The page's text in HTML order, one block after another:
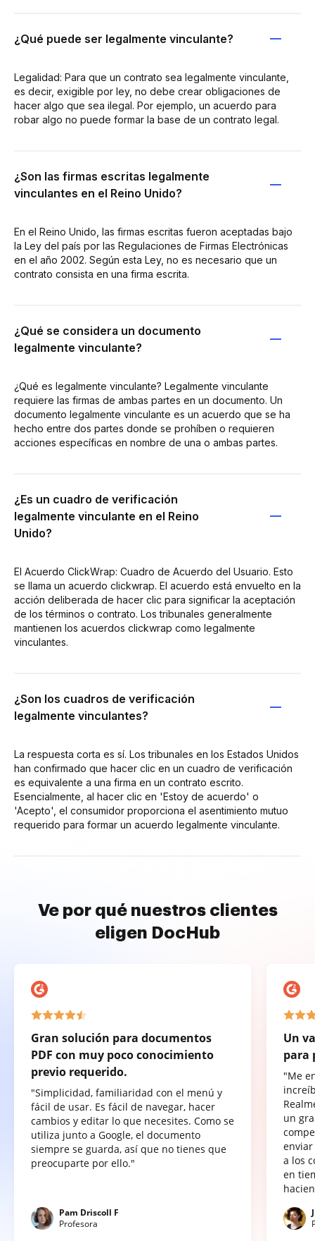
¿Qué puede ser legalmente vinculante?
Legalidad: Para que un contrato sea legalmente vinculante,
es decir, exigible por ley, no debe crear obligaciones de
hacer algo que sea ilegal. Por ejemplo, un acuerdo para
robar algo no puede formar la base de un contrato legal.
¿Son las firmas escritas legalmente
vinculantes en el Reino Unido?
En el Reino Unido, las firmas escritas fueron aceptadas bajo
la Ley del país por las Regulaciones de Firmas Electrónicas
en el año 2002. Según esta Ley, no es necesario que un
contrato consista en una firma escrita.
¿Qué se considera un documento
legalmente vinculante?
¿Qué es legalmente vinculante? Legalmente vinculante
requiere las firmas de ambas partes en un documento. Un
documento legalmente vinculante es un acuerdo que se ha
hecho entre dos partes donde se prohíben o requieren
acciones específicas en nombre de una o ambas partes.
¿Es un cuadro de verificación
legalmente vinculante en el Reino
Unido?
El Acuerdo ClickWrap: Cuadro de Acuerdo del Usuario. Esto
se llama un acuerdo clickwrap. El acuerdo está envuelto en la
acción deliberada de hacer clic para significar la aceptación
de los términos o contrato. Los tribunales generalmente
mantienen los acuerdos clickwrap como legalmente
vinculantes.
¿Son los cuadros de verificación
legalmente vinculantes?
La respuesta corta es sí. Los tribunales en los Estados Unidos
han confirmado que hacer clic en un cuadro de verificación
es equivalente a una firma en un contrato escrito.
Esencialmente, al hacer clic en 'Estoy de acuerdo' o
'Acepto', el consumidor proporciona el asentimiento mutuo
requerido para formar un acuerdo legalmente vinculante.
Ve por qué nuestros clientes
eligen DocHub
Gran solución para documentos
PDF con muy poco conocimiento
previo requerido.
"Simplicidad, familiaridad con el menú y
fácil de usar. Es fácil de navegar, hacer
cambios y editar lo que necesites. Como se
utiliza junto a Google, el documento
siempre se guarda, así que no tienes que
preocuparte por ello."
Pam Driscoll F
Profesora
Un
para
"Me
un
a los
en